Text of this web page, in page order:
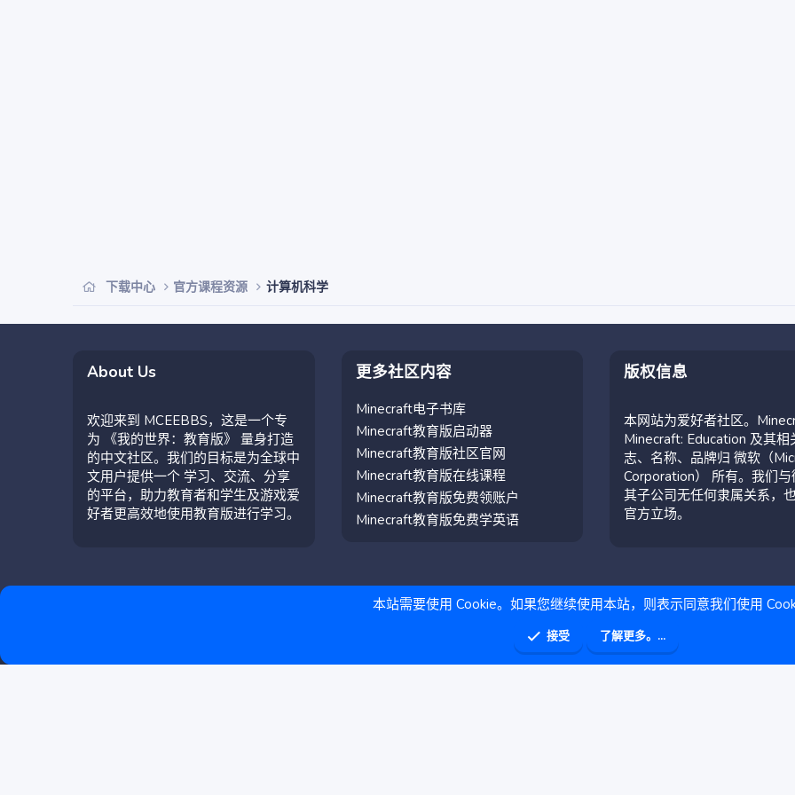
下载中心 官方课程资源 计算机科学
About Us
欢迎来到 MCEEBBS，这是一个专
为 《我的世界：教育版》 量身打造
的中文社区。我们的目标是为全球中
文用户提供一个 学习、交流、分享
的平台，助力教育者和学生及游戏爱
好者更高效地使用教育版进行学习。
更多社区内容
Minecraft电子书库
Minecraft教育版启动器
Minecraft教育版社区官网
Minecraft教育版在线课程
Minecraft教育版免费领账户
Minecraft教育版免费学英语
版权信息
本网站为爱好者社区。
Minecraft: Education 及其相
志、名称、品牌归 微软（
Corporation） 所有。我们与
其子公司无任何隶属关系，
官方立场。
S
本站需要使用 Cookie。如果您继续使用本站，则表示同意我们使用
接受 了解更多。...